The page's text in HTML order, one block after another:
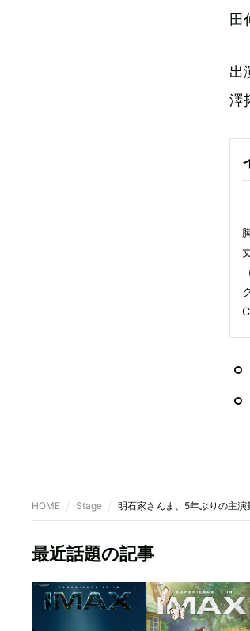
田
出
澤
HOME Stage 明石家さんま、5年ぶりの主
最近話題の記事